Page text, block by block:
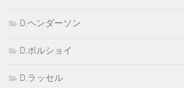
D.ヘンダーソン
D.ボルショイ
D.ラッセル